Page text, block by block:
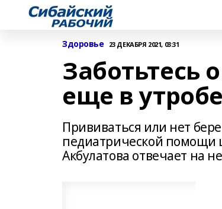
Здоровье 23 ДЕКАБРЯ 2021, 03:31
Заботьтесь
еще в
Прививаться или нет
педиатрической помощи
Акбулатова отвечает на